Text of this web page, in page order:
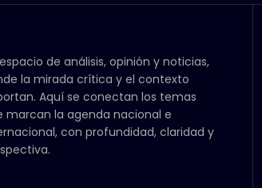
de análisis, opinión y noticias,
la mirada crítica y el contexto
Aquí se conectan los temas
marcan la agenda nacional e
con profundidad, claridad y